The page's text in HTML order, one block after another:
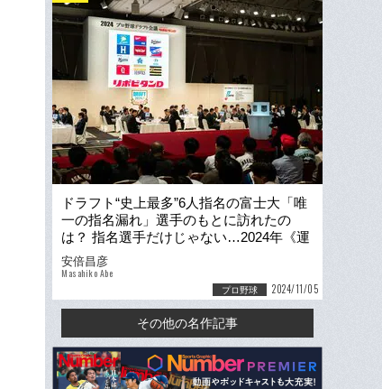
ドラフト“史上最多”6人指名の富士大「唯
一の指名漏れ」選手のもとに訪れたの
は？ 指名選手だけじゃない…2024年《運
命のドラフト会議》その後の物語
安倍昌彦
Masahiko Abe
プロ野球 2024/11/05
その他の名作記事